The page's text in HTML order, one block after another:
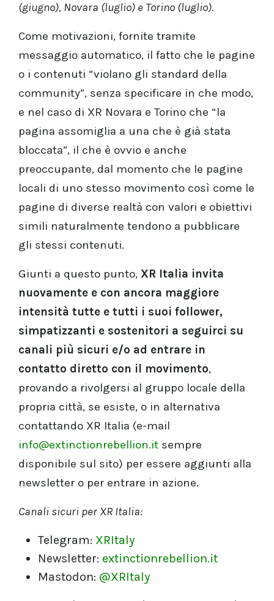
(giugno), Novara (luglio) e Torino (luglio).
Come motivazioni, fornite tramite
messaggio automatico, il fatto che le pagine
o i contenuti “violano gli standard della
community”, senza specificare in che modo,
e nel caso di XR Novara e Torino che “la
pagina assomiglia a una che è già stata
bloccata”, il che è ovvio e anche
preoccupante, dal momento che le pagine
locali di uno stesso movimento così come le
pagine di diverse realtà con valori e obiettivi
simili naturalmente tendono a pubblicare
gli stessi contenuti.
Giunti a questo punto, XR Italia invita
nuovamente e con ancora maggiore
intensità tutte e tutti i suoi follower,
simpatizzanti e sostenitori a seguirci su
canali più sicuri e/o ad entrare in
contatto diretto con il movimento,
provando a rivolgersi al gruppo locale della
propria città, se esiste, o in alternativa
contattando XR Italia (e-mail
info@extinctionrebellion.it sempre
disponibile sul sito) per essere aggiunti alla
newsletter o per entrare in azione.
Canali sicuri per XR Italia:
Telegram: XRItaly
Newsletter: extinctionrebellion.it
Mastodon: @XRItaly